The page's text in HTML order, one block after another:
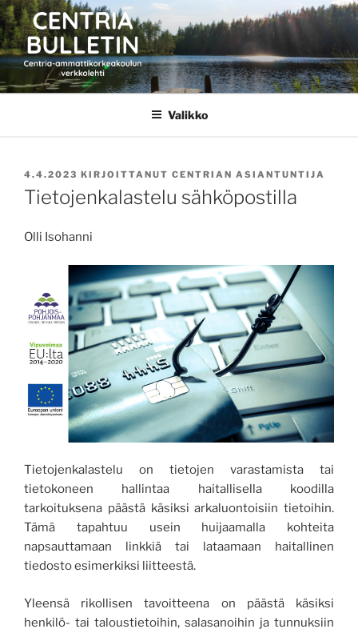
Siirry
sisältöön
CENTRIA BULLETIN
Valikko
JULKAISTU
4.4.2023 KIRJOITTANUT CENTRIAN ASIANTUNTIJA
Tietojenkalastelu sähköpostilla
Olli Isohanni
Tietojenkalastelu on tietojen varastamista tai
tietokoneen hallintaa haitallisella koodilla
tarkoituksena päästä käsiksi arkaluontoisiin tietoihin.
Tämä tapahtuu usein huijaamalla kohteita
napsauttamaan linkkiä tai lataamaan haitallinen
tiedosto esimerkiksi liitteestä.
Yleensä rikollisen tavoitteena on päästä käsiksi
henkilö- tai taloustietoihin, salasanoihin ja tunnuksiin